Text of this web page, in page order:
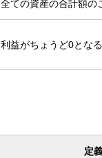
全ての資産の合計額の
利益がちょうど0とな
定